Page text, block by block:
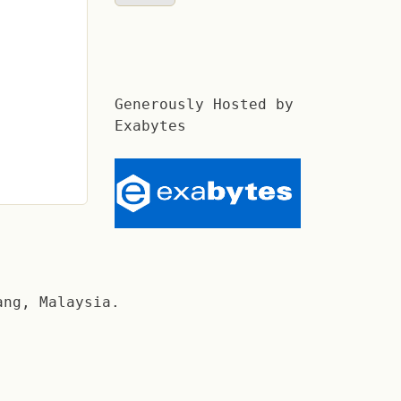
Generously Hosted by
Exabytes
Malaysia.